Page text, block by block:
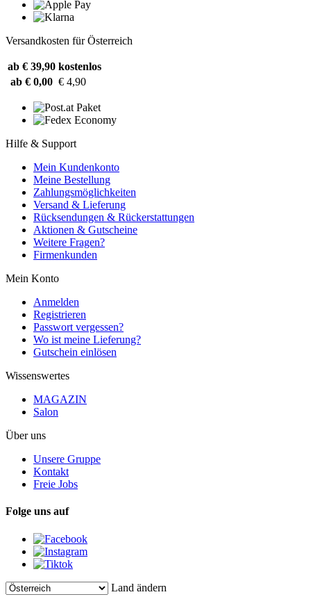
Versandkosten für Österreich
ab € 39,90 kostenlos
ab € 0,00 € 4,90
Hilfe & Support
Mein Kundenkonto
Meine Bestellung
Zahlungsmöglichkeiten
Versand & Lieferung
Rücksendungen & Rückerstattungen
Aktionen & Gutscheine
Weitere Fragen?
Firmenkunden
Mein Konto
Anmelden
Registrieren
Passwort vergessen?
Wo ist meine Lieferung?
Gutschein einlösen
Wissenswertes
MAGAZIN
Salon
Über uns
Unsere Gruppe
Kontakt
Freie Jobs
Folge uns auf
Land ändern